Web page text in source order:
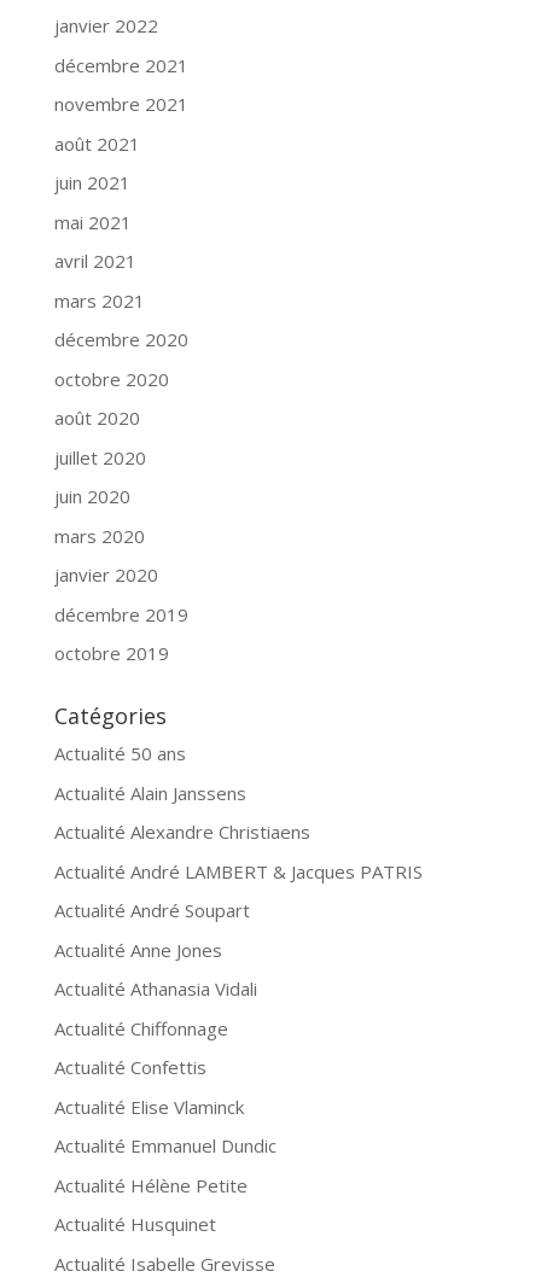
janvier 2022
décembre 2021
novembre 2021
août 2021
juin 2021
mai 2021
avril 2021
mars 2021
décembre 2020
octobre 2020
août 2020
juillet 2020
juin 2020
mars 2020
janvier 2020
décembre 2019
octobre 2019
Catégories
Actualité 50 ans
Actualité Alain Janssens
Actualité Alexandre Christiaens
Actualité André LAMBERT & Jacques PATRIS
Actualité André Soupart
Actualité Anne Jones
Actualité Athanasia Vidali
Actualité Chiffonnage
Actualité Confettis
Actualité Elise Vlaminck
Actualité Emmanuel Dundic
Actualité Hélène Petite
Actualité Husquinet
Actualité Isabelle Grevisse